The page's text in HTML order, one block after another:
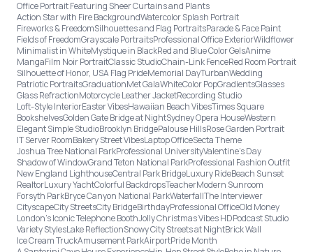
Office Portrait Featuring Sheer Curtains and Plants
Action Star with Fire BackgroundWatercolor Splash Portrait
Fireworks & FreedomSilhouettes and Flag PortraitsParade & Face Paint
Fields of FreedomGrayscale PortraitsProfessional Office ExteriorWildflower
Minimalist in WhiteMystique in BlackRed and Blue Color GelsAnime
MangaFilm Noir PortraitClassic StudioChain-Link FenceRed Room Portrait
Silhouette of Honor, USA Flag PrideMemorial DayTurbanWedding
Patriotic PortraitsGraduationMet GalaWhiteColor PopGradientsGlasses
Glass RefractionMotorcycle Leather JacketRecording Studio
Loft-Style InteriorEaster VibesHawaiian Beach VibesTimes Square
BookshelvesGolden Gate Bridge at NightSydney Opera HouseWestern
Elegant Simple StudioBrooklyn BridgePalouse HillsRose Garden Portrait
IT Server RoomBakery Street VibesLaptop OfficeSecta Theme
Joshua Tree National ParkProfessional UniversityValentine's Day
Shadow of WindowGrand Teton National ParkProfessional Fashion Outfit
New England LighthouseCentral Park BridgeLuxury RideBeach Sunset
RealtorLuxury YachtColorful BackdropsTeacherModern Sunroom
Forsyth ParkBryce Canyon National ParkWaterfallThe Interviewer
CityscapeCity StreetsCity BridgeBirthdayProfessional OfficeOld Money
London’s Iconic Telephone BoothJolly Christmas Vibes HDPodcast Studio
Variety StylesLake ReflectionSnowy City Streets at NightBrick Wall
Ice Cream TruckAmusement ParkAirportPride Month